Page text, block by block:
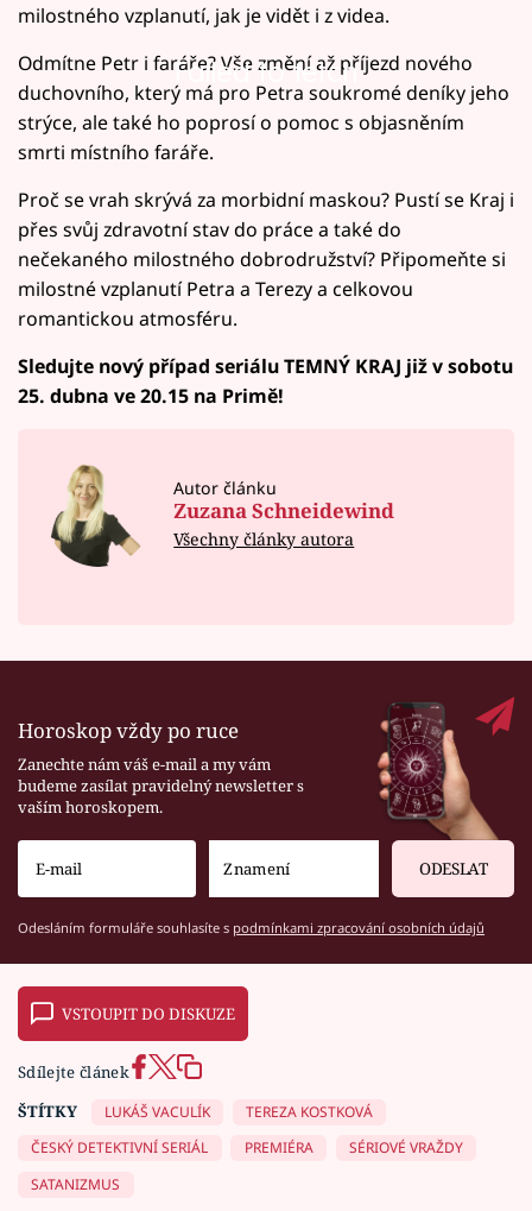
milostného vzplanutí, jak je vidět i z videa.
Failed to fetch
Odmítne Petr i faráře? Vše změní až příjezd nového
duchovního, který má pro Petra soukromé deníky jeho
strýce, ale také ho poprosí o pomoc s objasněním
smrti místního faráře.
Proč se vrah skrývá za morbidní maskou? Pustí se Kraj i
přes svůj zdravotní stav do práce a také do
nečekaného milostného dobrodružství? Připomeňte si
milostné vzplanutí Petra a Terezy a celkovou
romantickou atmosféru.
Sledujte nový případ seriálu TEMNÝ KRAJ již v sobotu
25. dubna ve 20.15 na Primě!
Autor článku
Zuzana Schneidewind
Všechny články autora
Horoskop vždy po ruce
Zanechte nám váš e-mail a my vám
budeme zasílat pravidelný newsletter s
vaším horoskopem.
ODESLAT
Odesláním formuláře souhlasíte s podmínkami zpracování osobních údajů
VSTOUPIT DO DISKUZE
Sdílejte článek
ŠTÍTKY
LUKÁŠ VACULÍK
TEREZA KOSTKOVÁ
ČESKÝ DETEKTIVNÍ SERIÁL
PREMIÉRA
SÉRIOVÉ VRAŽDY
SATANIZMUS